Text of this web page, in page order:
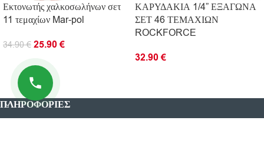
Εκτονωτής χαλκοσωλήνων σετ
11 τεμαχίων Mar-pol
34.90€ 25.90€
ΚΑΡΥΔΑΚΙΑ 1/4” ΕΞΑΓΩΝΑ
ΣΕΤ 46 ΤΕΜΑΧΙΩΝ
ROCKFORCE
32.90€
ΠΛΗΡΟΦΟΡΊΕΣ